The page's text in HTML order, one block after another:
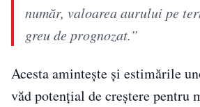
număr, valoarea aurului pe
greu de prognozat.”
Acesta amintește și estimările
văd potențial de creștere pentru